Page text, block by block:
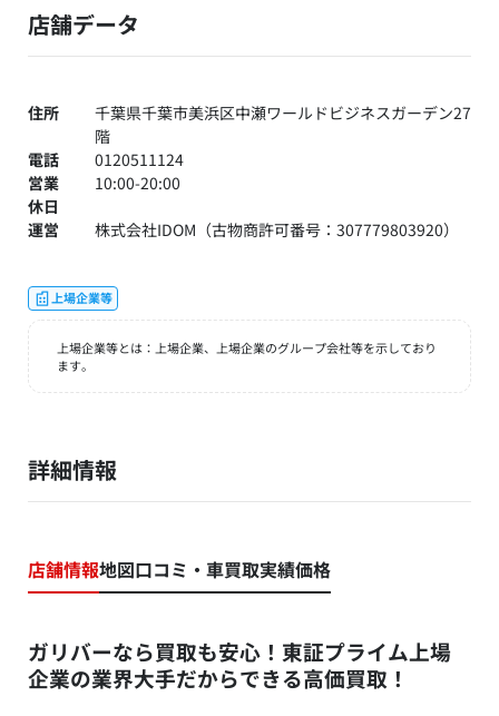
店舗データ
住所
千葉県千葉市美浜区中瀬ワールドビジネスガーデン27
階
電話
0120511124
営業
10:00-20:00
休日
運営
株式会社IDOM（古物商許可番号：307779803920）
上場企業等
上場企業等とは：上場企業、上場企業のグループ会社等を示しており
ます。
詳細情報
店舗情報地図口コミ・車買取実績価格
ガリバーなら買取も安心！東証プライム上場
企業の業界大手だからできる高価買取！